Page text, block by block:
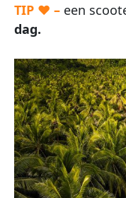
TIP ♥ – een
dag.